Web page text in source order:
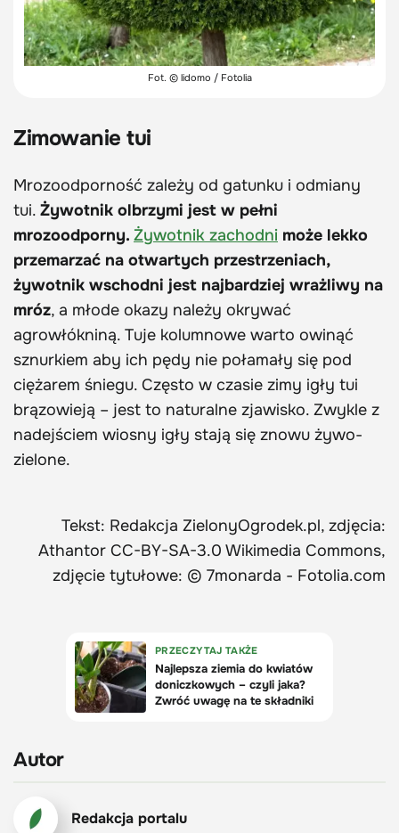
Fot. © lidomo / Fotolia
Zimowanie tui
Mrozoodporność zależy od gatunku i odmiany
tui. Żywotnik olbrzymi jest w pełni
mrozoodporny. Żywotnik zachodni może lekko
przemarzać na otwartych przestrzeniach,
żywotnik wschodni jest najbardziej wrażliwy na
mróz, a młode okazy należy okrywać
agrowłókniną. Tuje kolumnowe warto owinąć
sznurkiem aby ich pędy nie połamały się pod
ciężarem śniegu. Często w czasie zimy igły tui
brązowieją – jest to naturalne zjawisko. Zwykle z
nadejściem wiosny igły stają się znowu żywo-
zielone.
Tekst: Redakcja ZielonyOgrodek.pl, zdjęcia:
Athantor CC-BY-SA-3.0 Wikimedia Commons,
zdjęcie tytułowe: © 7monarda - Fotolia.com
Autor
Redakcja portalu